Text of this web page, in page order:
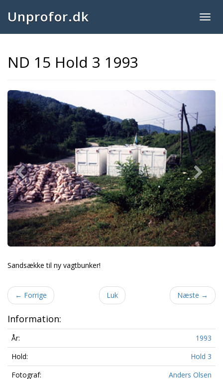
Unprofor.dk
ND 15 Hold 3 1993
Previous
Sandsække til ny vagtbunker!
← Forrige Luk Næste →
Information:
År:
1993
Hold:
Hold 3
Fotograf:
Anders Olsen